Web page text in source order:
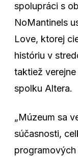
spolupráci s
NoMantinels
Love, ktorej
históriu v
taktiež
spolku Altera.
„Múzeum sa
súčasnosti,